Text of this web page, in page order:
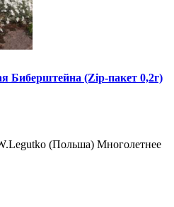
Биберштейна (Zip-пакет 0,2г)
(Польша) Многолетнее